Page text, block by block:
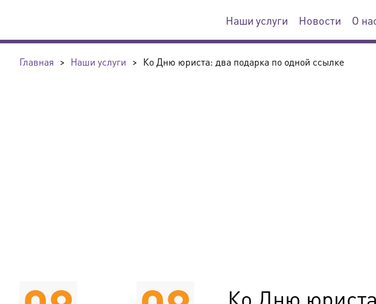
Наши услуги Новости О
Главная > Наши услуги > Ко Дню юриста: два подарка по одной ссылке